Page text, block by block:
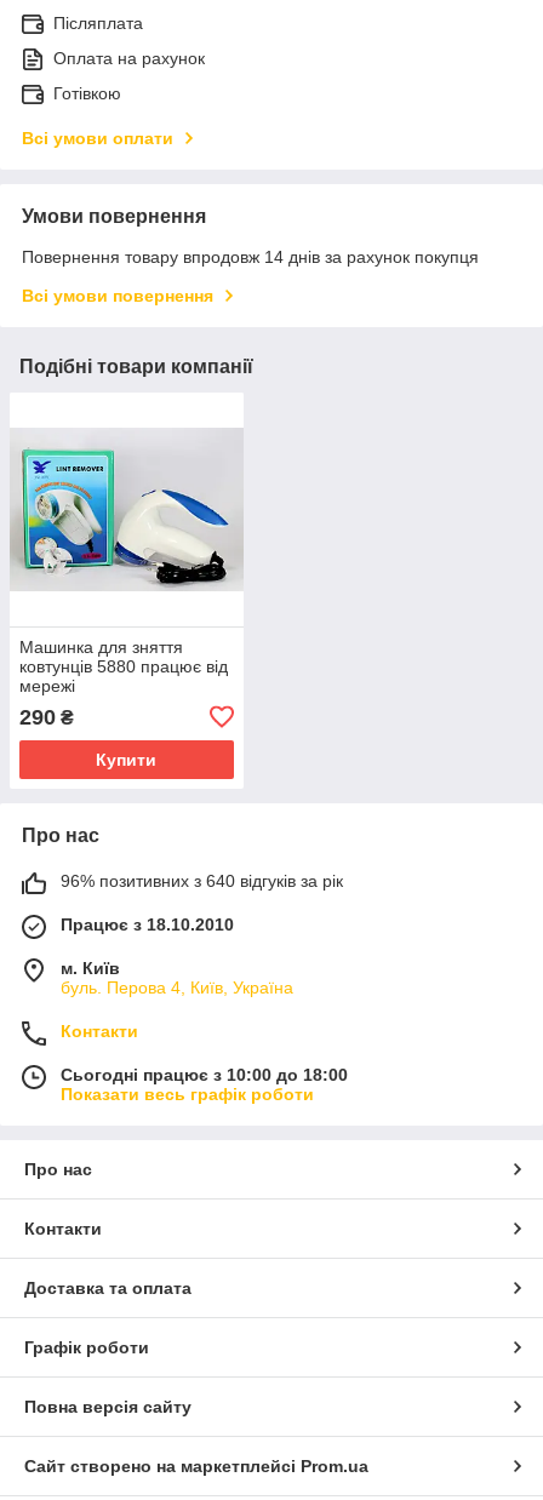
Післяплата
Оплата на рахунок
Готівкою
Всі умови оплати
Умови повернення
Повернення товару впродовж 14 днів за рахунок покупця
Всі умови повернення
Подібні товари компанії
Машинка для зняття
ковтунців 5880 працює від
мережі
290 ₴
Купити
Про нас
96% позитивних з 640 відгуків за рік
Працює з 18.10.2010
м. Київ
буль. Перова 4, Київ, Україна
Контакти
Сьогодні працює з 10:00 до 18:00
Показати весь графік роботи
Про нас
Контакти
Доставка та оплата
Графік роботи
Повна версія сайту
Сайт створено на маркетплейсі Prom.ua